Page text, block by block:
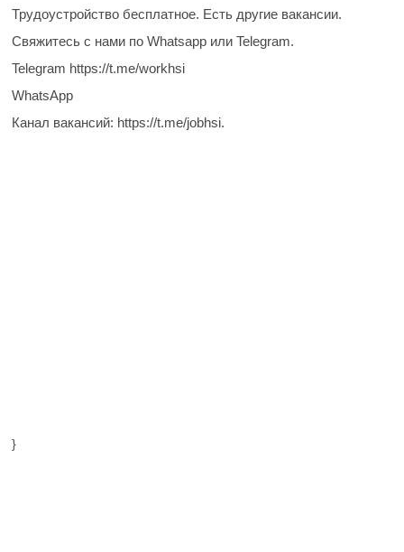
Трудоустройство бесплатное. Есть другие вакансии.
Свяжитесь с нами по Whatsapp или Telegram.
Telegram https://t.me/workhsi
WhatsApp
Канал вакансий: https://t.me/jobhsi.
}